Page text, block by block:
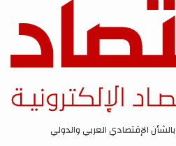
الإقتصادي العربي والدولي